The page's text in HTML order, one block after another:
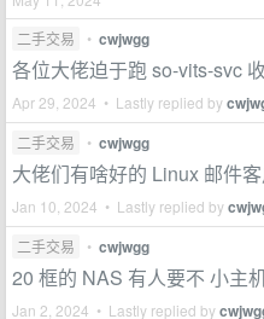
二手交易
• cwjwgg
各位大佬迫于跑 so-vits-svc
Apr 29, 2024 • Lastly replied by
二手交易 • cwjwgg
大佬们有啥好的 Linux 邮件
Jan 10, 2024 • Lastly replied by
二手交易 • cwjwgg
20 框的 NAS 有人要不 小主
Jan 2, 2024 • Lastly replied by